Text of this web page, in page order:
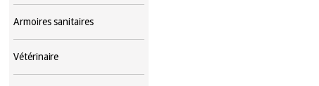
Armoires sanitaires
Vétérinaire